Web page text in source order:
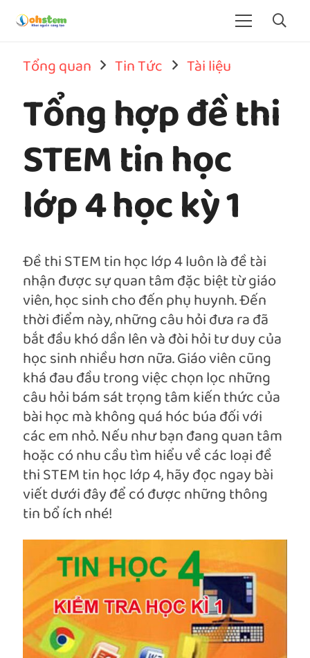
Tổng quan Tin Tức Tài liệu
Tổng hợp đề thi
STEM tin học
lớp 4 học kỳ 1
Đề thi STEM tin học lớp 4 luôn là đề tài
nhận được sự quan tâm đặc biệt từ giáo
viên, học sinh cho đến phụ huynh. Đến
thời điểm này, những câu hỏi đưa ra đã
bắt đầu khó dần lên và đòi hỏi tư duy của
học sinh nhiều hơn nữa. Giáo viên cũng
khá đau đầu trong việc chọn lọc những
câu hỏi bám sát trọng tâm kiến thức của
bài học mà không quá hóc búa đối với
các em nhỏ. Nếu như bạn đang quan tâm
hoặc có nhu cầu tìm hiểu về các loại đề
thi STEM tin học lớp 4, hãy đọc ngay bài
viết dưới đây để có được những thông
tin bổ ích nhé!